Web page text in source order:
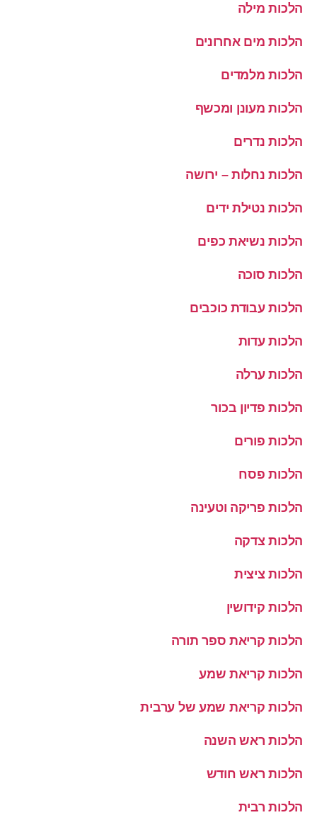
הלכות מילה
הלכות מים אחרונים
הלכות מלמדים
הלכות מעונן ומכשף
הלכות נדרים
הלכות נחלות – ירושה
הלכות נטילת ידים
הלכות נשיאת כפים
הלכות סוכה
הלכות עבודת כוכבים
הלכות עדות
הלכות ערלה
הלכות פדיון בכור
הלכות פורים
הלכות פסח
הלכות פריקה וטעינה
הלכות צדקה
הלכות ציצית
הלכות קידושין
הלכות קריאת ספר תורה
הלכות קריאת שמע
הלכות קריאת שמע של ערבית
הלכות ראש השנה
הלכות ראש חודש
הלכות רבית